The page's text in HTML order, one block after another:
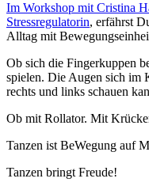
Im Workshop mit Cristina
Stressregulatorin, erfährst
Alltag mit
Ob sich die Fingerkuppen
spielen. Die Augen sich im
rechts und links schauen
Ob mit Rollator. Mit
Tanzen ist BeWegung auf
Tanzen bringt Freude!